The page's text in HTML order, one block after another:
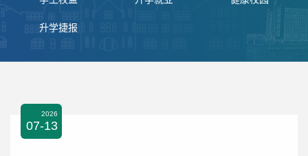
升学捷报
2026
07-13